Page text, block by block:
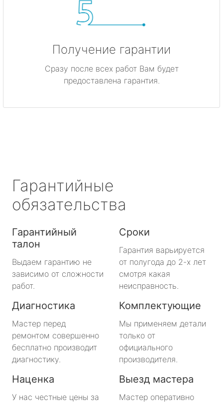
Получение гарантии
Сразу после всех работ Вам будет
предоставлена гарантия.
Гарантийные
обязательства
Гарантийный
талон
Выдаем гарантию не
зависимо от сложности
работ.
Сроки
Гарантия варьируется
от полугода до 2-х лет
смотря какая
неисправность.
Диагностика
Мастер перед
ремонтом совершенно
бесплатно производит
диагностику.
Комплектующие
Мы применяем детали
только от
официального
производителя.
Наценка
У нас честные цены за
Выезд мастера
Мастер оперативно